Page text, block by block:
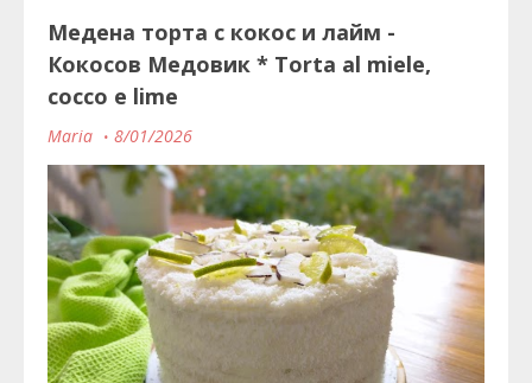
Медена торта с кокос и лайм -
Кокосов Медовик * Torta al miele,
cocco e lime
Maria 8/01/2026